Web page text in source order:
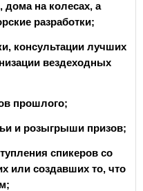
на колесах, а
разработки;
консультации лучших
вездеходных
прошлого;
и розыгрыши призов;
спикеров со
создавших то, что